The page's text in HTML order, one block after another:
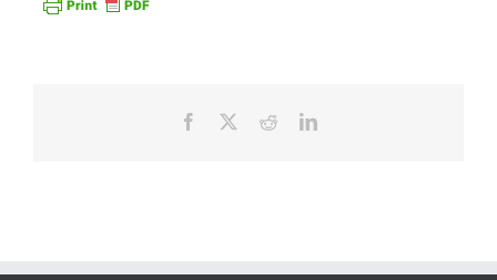
Facebook RedditLinkedIn